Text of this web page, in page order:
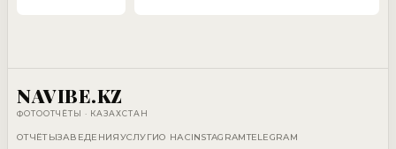
NAVIBE.KZ
ФОТООТЧЁТЫ · КАЗАХСТАН
ОТЧЁТЫЗАВЕДЕНИЯУСЛУГИО НАСINSTAGRAMTELEGRAM